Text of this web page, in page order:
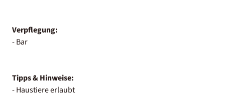
Verpflegung:
- Bar
Tipps & Hinweise:
- Haustiere erlaubt